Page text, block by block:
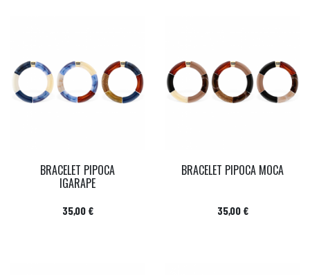
BRACELET PIPOCA
IGARAPE
Prix
35,00 €
BRACELET PIPOCA MOCA
Prix
35,00 €